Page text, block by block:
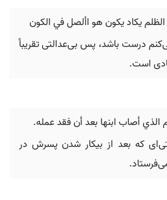
يكاد يكون هو‬ ‫األصل في الكون‪
درست باشد، پس بی‌عدالتی تقریباً
است.
الذي أصاب ابنها بعد أن فقد عمله.
که بعد از بیکار شدن پسرش در